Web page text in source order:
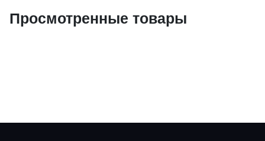
Просмотренные товары